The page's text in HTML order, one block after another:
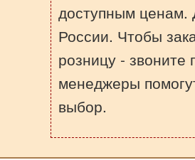
доступным ценам.
России. Чтобы
розницу -
менеджеры
выбор.